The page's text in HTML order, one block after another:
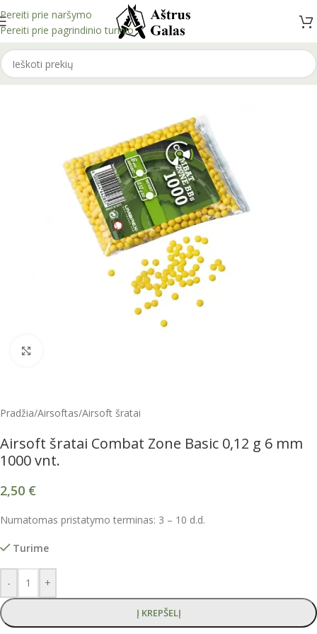
Pereiti prie naršymo
Pereiti prie pagrindinio turinio
Pradžia/Airsoftas/Airsoft šratai
Airsoft šratai Combat Zone Basic 0,12 g 6 mm
1000 vnt.
2,50 €
Numatomas pristatymo terminas: 3 – 10 d.d.
Turime
- +
Į KREPŠELĮ